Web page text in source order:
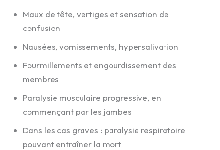
Maux de tête, vertiges et sensation de
confusion
Nausées, vomissements, hypersalivation
Fourmillements et engourdissement des
membres
Paralysie musculaire progressive, en
commençant par les jambes
Dans les cas graves : paralysie respiratoire
pouvant entraîner la mort